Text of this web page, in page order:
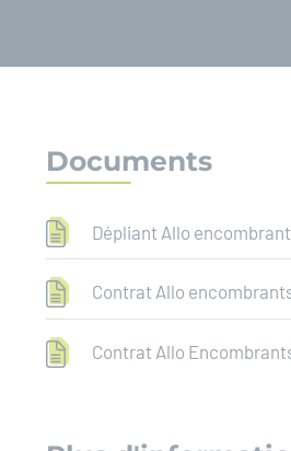
Documents
Dépliant Allo
Contrat Allo
Contrat Allo